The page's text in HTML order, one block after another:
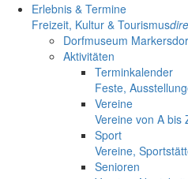
Erlebnis & Termine
Freizeit, Kultur & Tourismus
Dorfmuseum
Aktivitäten
Terminkalender
Feste,
Vereine
Vereine von A bis
Sport
Vereine,
Senioren